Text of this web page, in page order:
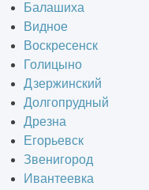
Балашиха
Видное
Воскресенск
Голицыно
Дзержинский
Долгопрудный
Дрезна
Егорьевск
Звенигород
Ивантеевка